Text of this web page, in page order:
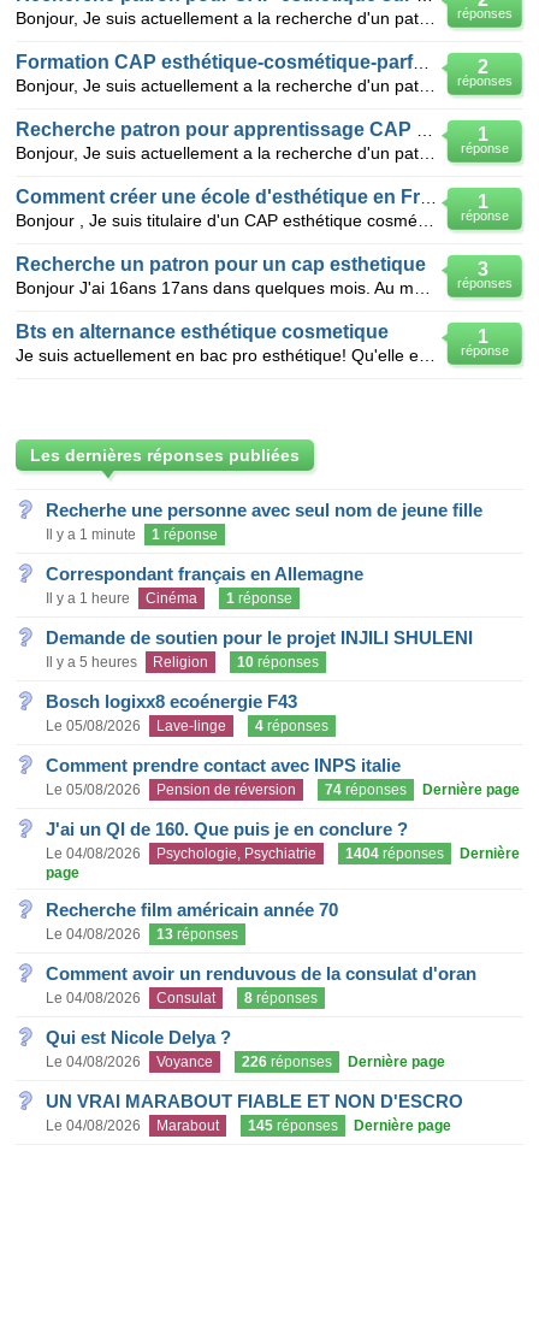
réponses
2
réponses
Formation CAP esthétique-cosmétique-parfumerie
1
réponse
1
réponse
3
réponses
Recherche un patron pour un cap esthetique
1
réponse
Bts en alternance esthétique cosmetique
Les dernières réponses publiées
Recherhe une personne avec seul nom de jeune fille
Il y a 1 minute 1 réponse
Correspondant français en Allemagne
Il y a 1 heure Cinéma 1 réponse
Demande de soutien pour le projet INJILI SHULENI
Il y a 5 heures Religion 10 réponses
Bosch logixx8 ecoénergie F43
Le 05/08/2026 Lave-linge 4 réponses
Comment prendre contact avec INPS italie
Le 05/08/2026 Pension de réversion 74 réponses Dernière page
J'ai un QI de 160. Que puis je en conclure ?
Le 04/08/2026 Psychologie, Psychiatrie 1404 réponses
Dernière
page
Recherche film américain année 70
Le 04/08/2026 13 réponses
Comment avoir un renduvous de la consulat d'oran
Le 04/08/2026 Consulat 8 réponses
Qui est Nicole Delya ?
Le 04/08/2026 Voyance 226 réponses Dernière page
UN VRAI MARABOUT FIABLE ET NON D'ESCRO
Le 04/08/2026 Marabout 145 réponses Dernière page